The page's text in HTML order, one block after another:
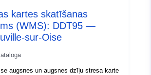
46f7-a012-90fa4e4ff86e
Avoti:
http://inspire.ec.europa.eu/
kartes skatīšanas
(WMS): DDT95 —
sur-Oise
augsnes un augsnes dzīļu stresa karte